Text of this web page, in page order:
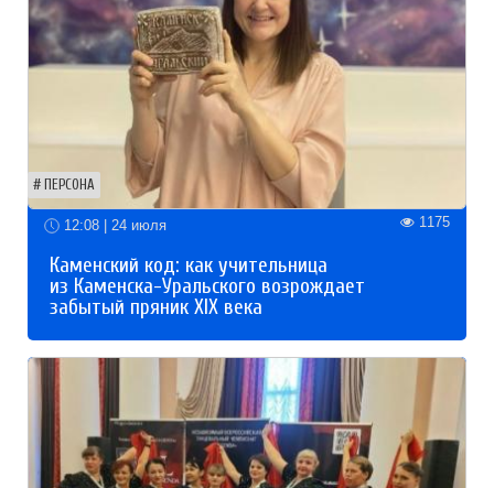
ПЕРСОНА
12:08 | 24 июля 1175
Каменский код: как учительница
из Каменска-Уральского возрождает
забытый пряник XIX века